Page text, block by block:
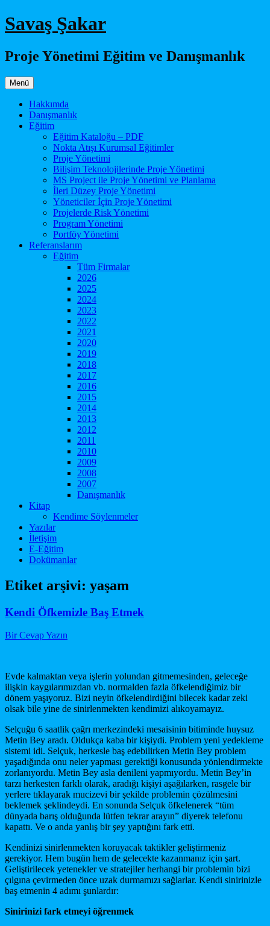
İçeriğe
atla
Savaş Şakar
Proje Yönetimi Eğitim ve Danışmanlık
Menü
Hakkımda
Danışmanlık
Eğitim
Eğitim Kataloğu – PDF
Nokta Atışı Kurumsal Eğitimler
Proje Yönetimi
Bilişim Teknolojilerinde Proje Yönetimi
MS Project ile Proje Yönetimi ve Planlama
İleri Düzey Proje Yönetimi
Yöneticiler İçin Proje Yönetimi
Projelerde Risk Yönetimi
Program Yönetimi
Portföy Yönetimi
Referanslarım
Eğitim
Tüm Firmalar
2026
2025
2024
2023
2022
2021
2020
2019
2018
2017
2016
2015
2014
2013
2012
2011
2010
2009
2008
2007
Danışmanlık
Kitap
Kendime Söylenmeler
Yazılar
İletişim
E-Eğitim
Dokümanlar
Etiket arşivi: yaşam
Kendi Öfkemizle Baş Etmek
Bir Cevap Yazın
Evde kalmaktan veya işlerin yolundan gitmemesinden, geleceğe
ilişkin kaygılarımızdan vb. normalden fazla öfkelendiğimiz bir
dönem yaşıyoruz. Bizi neyin öfkelendirdiğini bilecek kadar zeki
olsak bile yine de sinirlenmekten kendimizi alıkoyamayız.
Selçuğu 6 saatlik çağrı merkezindeki mesaisinin bitiminde huysuz
Metin Bey aradı. Oldukça kaba bir kişiydi. Problem yeni yedekleme
sistemi idi. Selçuk, herkesle baş edebilirken Metin Bey problem
yaşadığında onu neler yapması gerektiği konusunda yönlendirmekte
zorlanıyordu. Metin Bey asla denileni yapmıyordu. Metin Bey’in
tarzı herkesten farklı olarak, aradığı kişiyi aşağılarken, rasgele bir
yerlere tıklayarak mucizevi bir şekilde problemin çözülmesini
beklemek şeklindeydi. En sonunda Selçuk öfkelenerek “tüm
dünyada barış olduğunda lütfen tekrar arayın” diyerek telefonu
kapattı. Ve o anda yanlış bir şey yaptığını fark etti.
Kendinizi sinirlenmekten koruyacak taktikler geliştirmeniz
gerekiyor. Hem bugün hem de gelecekte kazanmanız için şart.
Geliştirilecek yetenekler ve stratejiler herhangi bir problemin bizi
çılgına çevirmeden önce uzak durmamızı sağlarlar. Kendi sinirinizle
baş etmenin 4 adımı şunlardır:
Sinirinizi fark etmeyi öğrenmek